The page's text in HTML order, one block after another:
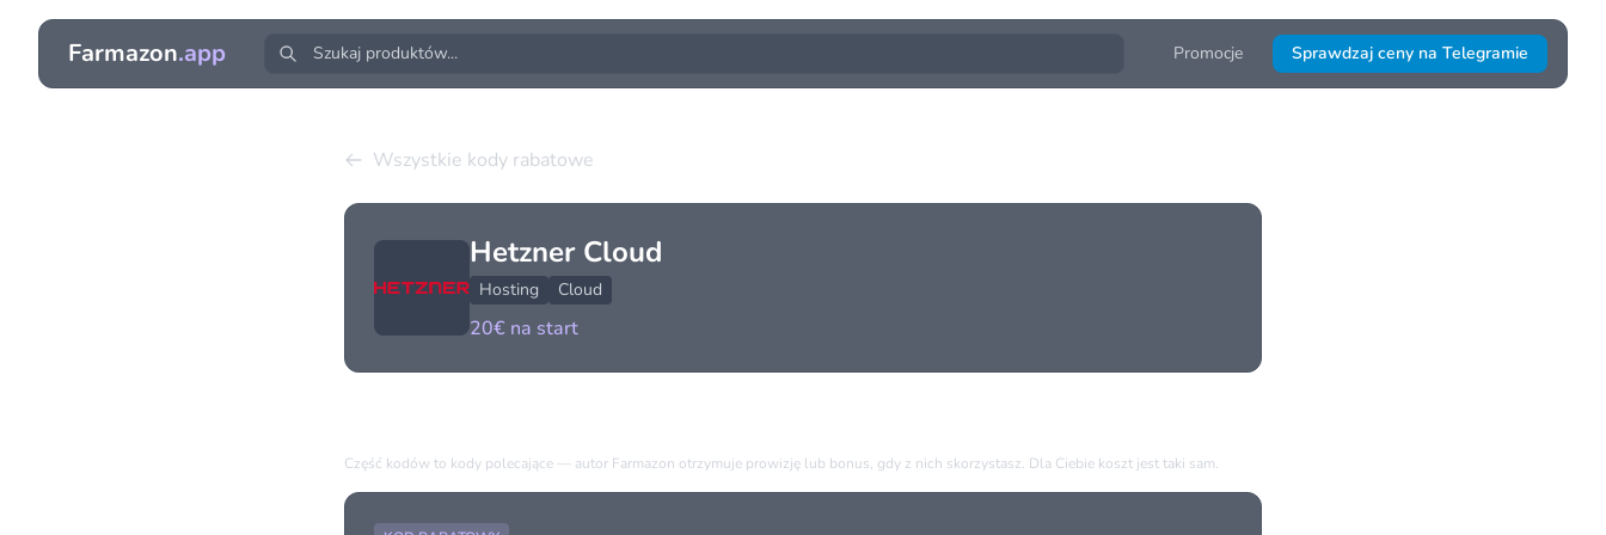
Farmazon.app Promocje Sprawdzaj ceny na Telegramie
Wszystkie kody rabatowe
Hetzner Cloud
Hosting Cloud
20€ na start
Część kodów to kody polecające — autor Farmazon otrzymuje prowizję lub bonus, gdy z nich skorzystasz. Dla Ciebie koszt jest taki sam.